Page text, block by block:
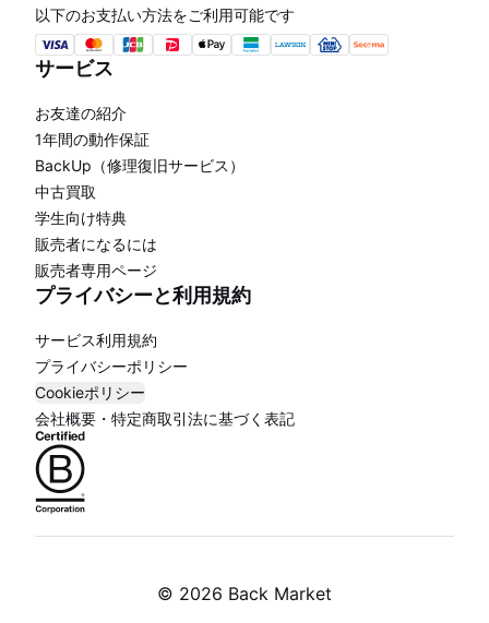
以下のお支払い方法をご利用可能です
サービス
お友達の紹介
1年間の動作保証
BackUp（修理復旧サービス）
中古買取
学生向け特典
販売者になるには
販売者専用ページ
プライバシーと利用規約
サービス利用規約
プライバシーポリシー
Cookieポリシー
会社概要・特定商取引法に基づく表記
© 2026 Back Market